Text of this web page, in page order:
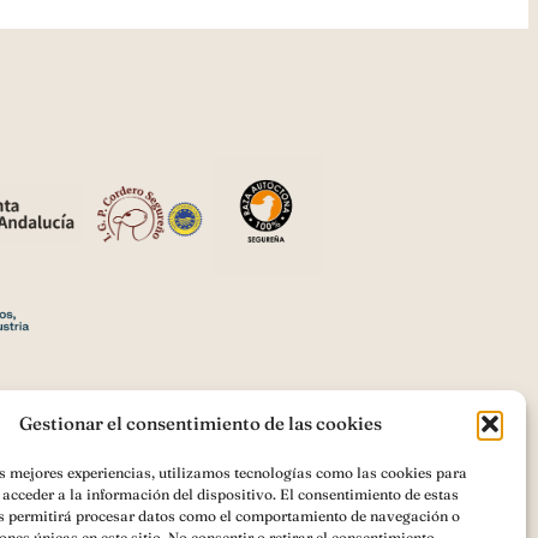
Gestionar el consentimiento de las cookies
mejores experiencias, utilizamos tecnologías como las cookies para
a la información del dispositivo. El consentimiento de estas
permitirá procesar datos como el comportamiento de navegación o
de los productos agrícolas